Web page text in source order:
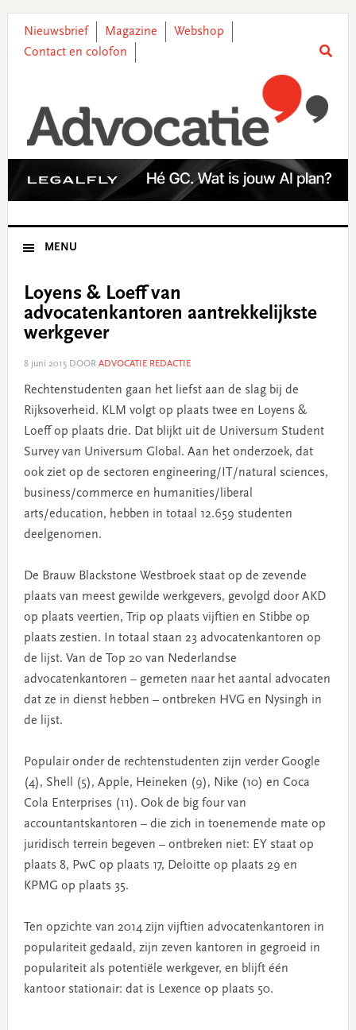
primary
main
primary
footer
Nieuwsbrief Magazine
Webshop
Contact en colofon
MENU
Loyens & Loeff van
advocatenkantoren aantrekkelijkste
werkgever
8 juni 2015DOOR ADVOCATIE REDACTIE
Rechtenstudenten gaan het liefst aan de slag bij de
Rijksoverheid. KLM volgt op plaats twee en Loyens &
Loeff op plaats drie. Dat blijkt uit de Universum Student
Survey van Universum Global. Aan het onderzoek, dat
ook ziet op de sectoren engineering/IT/natural sciences,
business/commerce en humanities/liberal
arts/education, hebben in totaal 12.659 studenten
deelgenomen.
De Brauw Blackstone Westbroek staat op de zevende
plaats van meest gewilde werkgevers, gevolgd door AKD
op plaats veertien, Trip op plaats vijftien en Stibbe op
plaats zestien. In totaal staan 23 advocatenkantoren op
de lijst. Van de Top 20 van Nederlandse
advocatenkantoren – gemeten naar het aantal advocaten
dat ze in dienst hebben – ontbreken HVG en Nysingh in
de lijst.
Populair onder de rechtenstudenten zijn verder Google
(4), Shell (5), Apple, Heineken (9), Nike (10) en Coca
Cola Enterprises (11). Ook de big four van
accountantskantoren – die zich in toenemende mate op
juridisch terrein begeven – ontbreken niet: EY staat op
plaats 8, PwC op plaats 17, Deloitte op plaats 29 en
KPMG op plaats 35.
Ten opzichte van 2014 zijn vijftien advocatenkantoren in
populariteit gedaald, zijn zeven kantoren in gegroeid in
populariteit als potentiële werkgever, en blijft één
kantoor stationair: dat is Lexence op plaats 50.